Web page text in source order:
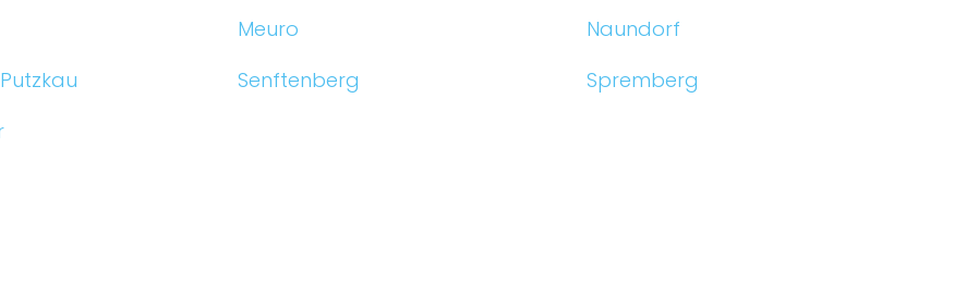
Meuro
Naundorf
Senftenberg
Spremberg